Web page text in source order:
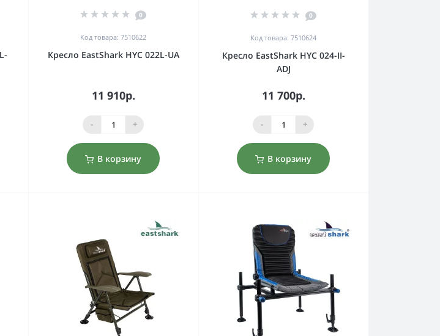
0
Код товара: 7510622
Кресло EastShark HYC 022L-UA
11 910р.
- +
В корзину
0
Код товара: 7510624
Кресло EastShark HYC 024-II-
ADJ
11 700р.
- +
В корзину